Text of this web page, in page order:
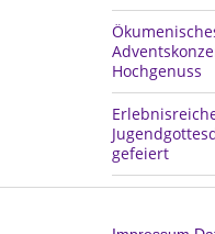
Hochgenuss
gefeiert